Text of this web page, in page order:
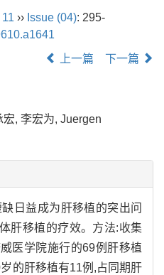
›› Issue (04): 295-
上一篇 下一篇
, 李宏为, Juergen
日益成为肝移植的突出问
肝移植的疗效。方法:收集
医学院施行的69例肝移植
的肝移植有11例,占同期肝